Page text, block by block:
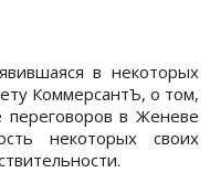
в некоторых
КоммерсантЪ, о том,
переговоров в Женеве
некоторых своих